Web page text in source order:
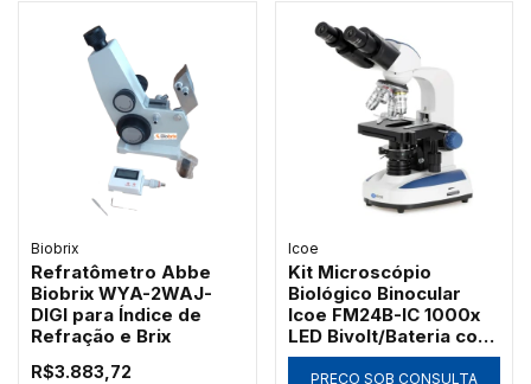
Biobrix
Refratômetro Abbe
Biobrix WYA-2WAJ-
DIGI para Índice de
Refração e Brix
R$3.883,72
Icoe
Kit Microscópio
Biológico Binocular
Icoe FM24B-IC 1000x
LED Bivolt/Bateria com
Ótica Acromática
PREÇO SOB CONSULTA